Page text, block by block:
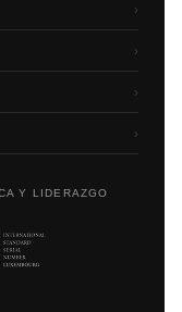
›
›
›
›
Y LIDERAZGO